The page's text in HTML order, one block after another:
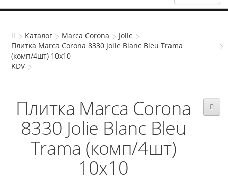
Каталог Marca Corona
Jolie
Плитка Marca Corona 8330 Jolie Blanc Bleu Trama
(комп/4шт) 10х10
KDV
Плитка Marca Corona
8330 Jolie Blanc Bleu
Trama (комп/4шт)
10х10